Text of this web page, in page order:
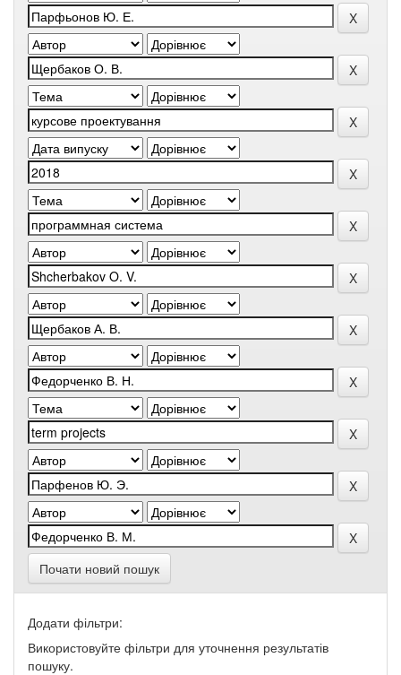
Почати новий пошук
Додати фільтри:
Використовуйте фільтри для уточнення результатів
пошуку.